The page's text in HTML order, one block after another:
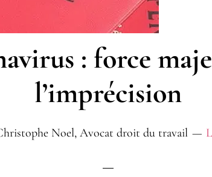
: force
l’imprécision
Noel, Avocat droit du travail